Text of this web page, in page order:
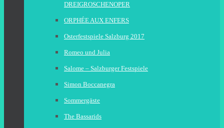
DREIGROSCHENOPER
ORPHÉE AUX ENFERS
Osterfestspiele Salzburg 2017
Romeo und Julia
Salome – Salzburger Festspiele
Simon Boccanegra
Sommergäste
The Bassarids